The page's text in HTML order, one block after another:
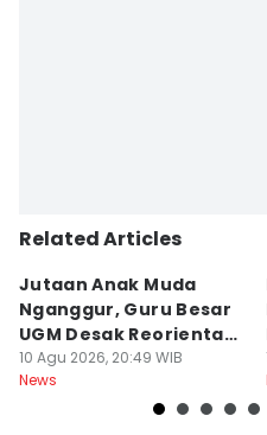
Related Articles
Jutaan Anak Muda
Nganggur, Guru Besar
UGM Desak Reorientasi
Pendidikan
10 Agu 2026, 20:49 WIB
News